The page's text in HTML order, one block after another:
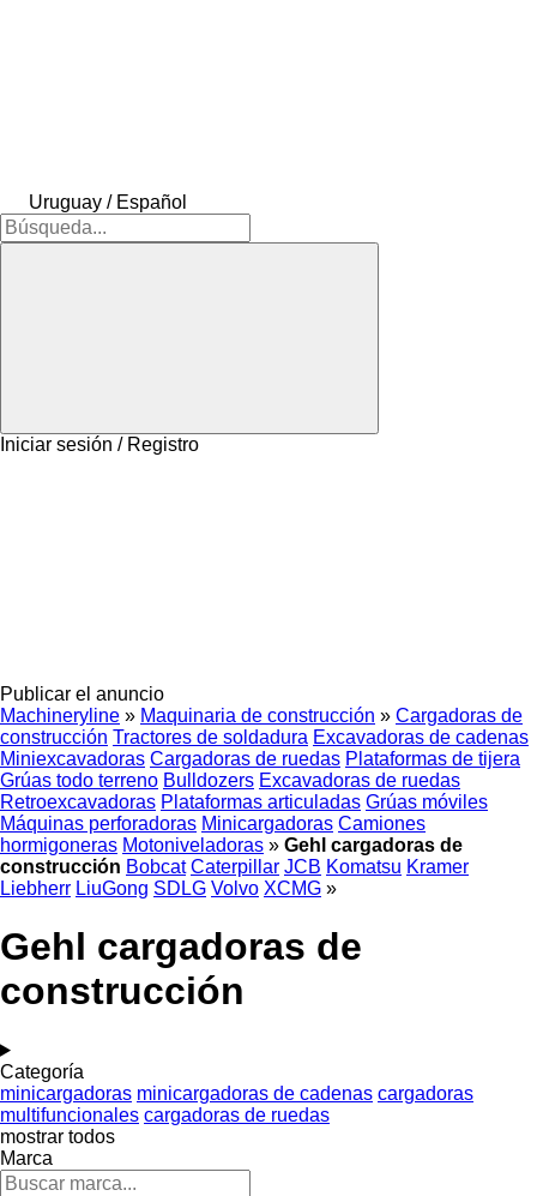
Uruguay / Español
Iniciar sesión / Registro
Publicar el anuncio
Machineryline » Maquinaria de construcción » Cargadoras de
construcción Tractores de soldadura Excavadoras de cadenas
Miniexcavadoras Cargadoras de ruedas Plataformas de tijera
Grúas todo terreno Bulldozers Excavadoras de ruedas
Retroexcavadoras Plataformas articuladas Grúas móviles
Máquinas perforadoras Minicargadoras Camiones
hormigoneras Motoniveladoras » Gehl cargadoras de
construcción Bobcat Caterpillar JCB Komatsu Kramer
Liebherr LiuGong SDLG Volvo XCMG »
Gehl cargadoras de
construcción
Categoría
minicargadoras minicargadoras de cadenas cargadoras
multifuncionales cargadoras de ruedas
mostrar todos
Marca